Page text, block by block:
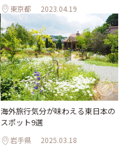
東京都 2023.04.19
海外旅行気分が味わえる東日本の
スポット9選
岩手県 2025.03.18